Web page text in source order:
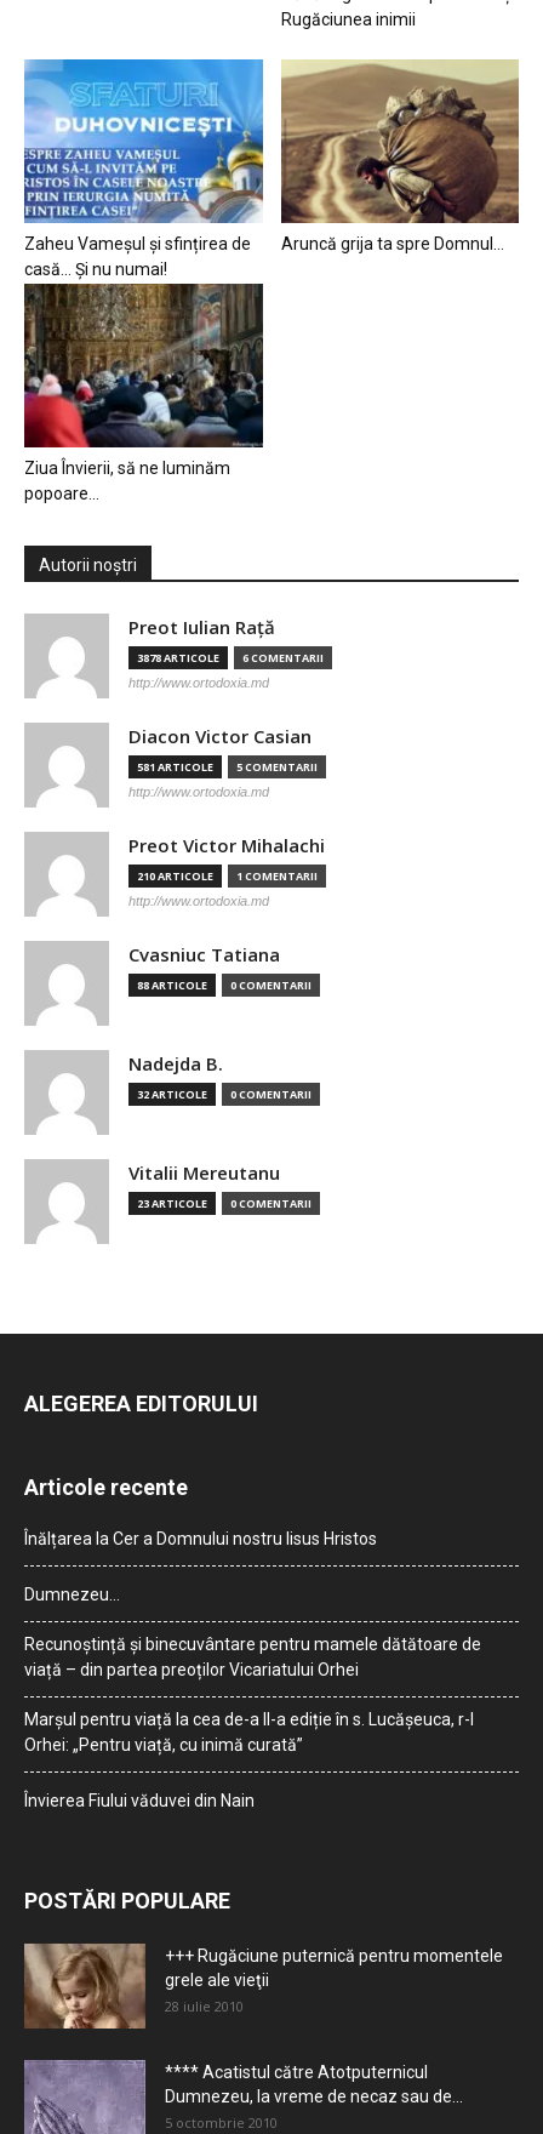
Rugăciunea inimii
Zaheu Vameșul și sfințirea de
casă… Și nu numai!
Aruncă grija ta spre Domnul…
Ziua Învierii, să ne luminăm
popoare…
Autorii noștri
Preot Iulian Raţă
3878 ARTICOLE 6 COMENTARII
http://www.ortodoxia.md
Diacon Victor Casian
581 ARTICOLE 5 COMENTARII
http://www.ortodoxia.md
Preot Victor Mihalachi
210 ARTICOLE 1 COMENTARII
http://www.ortodoxia.md
Cvasniuc Tatiana
88 ARTICOLE 0 COMENTARII
Nadejda B.
32 ARTICOLE 0 COMENTARII
Vitalii Mereutanu
23 ARTICOLE 0 COMENTARII
ALEGEREA EDITORULUI
Articole recente
Înălțarea la Cer a Domnului nostru Iisus Hristos
Dumnezeu…
Recunoștință și binecuvântare pentru mamele dătătoare de
viață – din partea preoților Vicariatului Orhei
Marșul pentru viață la cea de-a II-a ediție în s. Lucășeuca, r-l
Orhei: „Pentru viață, cu inimă curată”
Învierea Fiului văduvei din Nain
POSTĂRI POPULARE
+++ Rugăciune puternică pentru momentele
grele ale vieţii
28 iulie 2010
**** Acatistul către Atotputernicul
Dumnezeu, la vreme de necaz sau de...
5 octombrie 2010